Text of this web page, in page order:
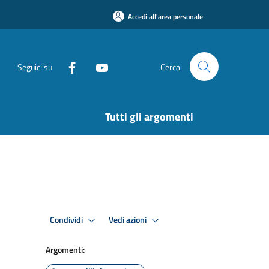
Accedi all'area personale
Seguici su Cerca
Tutti gli argomenti
Condividi Vedi azioni
Argomenti: